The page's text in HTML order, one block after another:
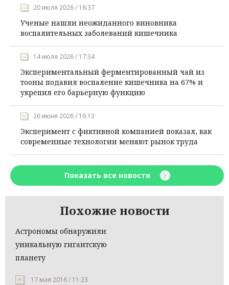
20 июля 2026 / 16:37
Ученые нашли неожиданного виновника
воспалительных заболеваний кишечника
14 июля 2026 / 17:34
Экспериментальный ферментированный чай из
тооны подавил воспаление кишечника на 67% и
укрепил его барьерную функцию
26 июня 2026 / 16:13
Эксперимент с фиктивной компанией показал, как
современные технологии меняют рынок труда
Показать все новости
Похожие новости
Астрономы обнаружили
уникальную гигантскую
планету
17 мая 2016 / 11:23